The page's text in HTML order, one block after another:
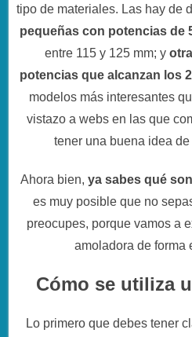
tipo de materiales. Las hay de
pequeñas con potencias de
entre 115 y 125 mm; y
potencias que alcanzan los
modelos más interesantes
vistazo a webs en las que
tener una buena idea
Ahora bien,ya sabes qué
es muy posible que no
preocupes, porque vamos a
amoladora de forma
Cómo se utiliza
Lo primero que debes tener